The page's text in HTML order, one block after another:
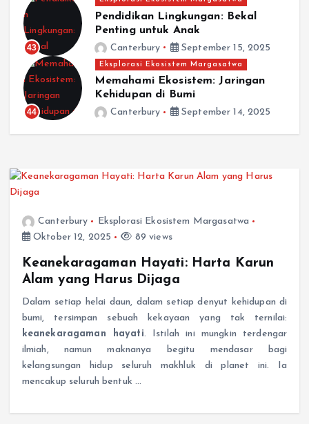
43
Pendidikan Lingkungan: Bekal
Penting untuk Anak
Canterbury September 15, 2025
44
Eksplorasi Ekosistem Margasatwa
Memahami Ekosistem: Jaringan
Kehidupan di Bumi
Canterbury September 14, 2025
Canterbury
Eksplorasi Ekosistem Margasatwa
Oktober 12, 2025
89 views
Keanekaragaman Hayati: Harta Karun
Alam yang Harus Dijaga
Dalam setiap helai daun, dalam setiap denyut kehidupan di
bumi, tersimpan sebuah kekayaan yang tak ternilai:
keanekaragaman hayati. Istilah ini mungkin terdengar
ilmiah, namun maknanya begitu mendasar bagi
kelangsungan hidup seluruh makhluk di planet ini. Ia
mencakup seluruh bentuk …